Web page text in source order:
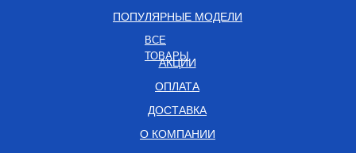
О КОМПАНИИ
ОПЛАТА
АКЦИИ
ПОПУЛЯРНЫЕ МОДЕЛИ
ДОСТАВКА
ВСЕ
ТОВАРЫ